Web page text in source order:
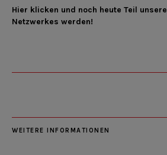
Hier klicken und noch heute Teil
Netzwerkes werden!
WEITERE INFORMATIONEN